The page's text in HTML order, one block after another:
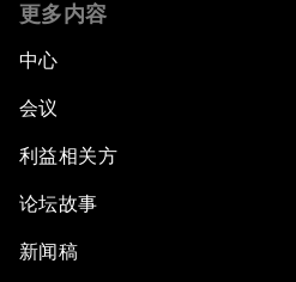
更多内容
中心
会议
利益相关方
论坛故事
新闻稿